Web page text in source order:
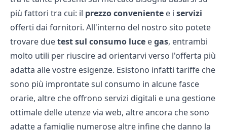
più fattori tra cui: il prezzo conveniente e i servizi
offerti dai fornitori. All'interno del nostro sito potete
trovare duetest sul consumo luce egas, entrambi
molto utili per riuscire ad orientarvi verso l'offerta più
adatta alle vostre esigenze. Esistono infatti tariffe che
sono più improntate sul consumo in alcune fasce
orarie, altre che offrono servizi digitali e una gestione
ottimale delle utenze via web, altre ancora che sono
adatte a famiglie numerose altre infine che danno la